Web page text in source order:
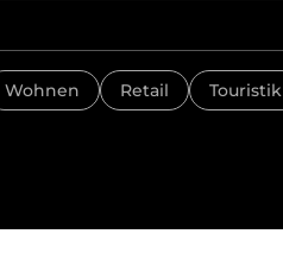
Wohnen Retail Touristik